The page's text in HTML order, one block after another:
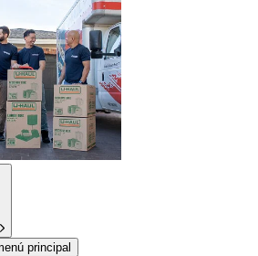
principal